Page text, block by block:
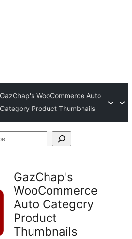
GazChap's WooCommerce Auto
Category Product Thumbnails
GazChap's
WooCommerce
Auto Category
Product
Thumbnails